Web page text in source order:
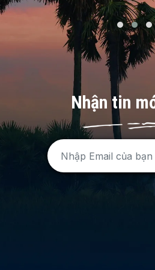
Nhận tin